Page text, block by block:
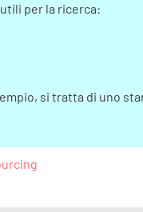
per la ricerca:
si tratta di uno